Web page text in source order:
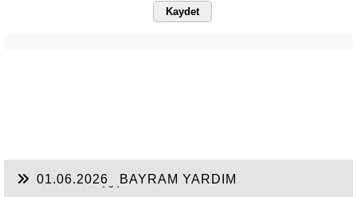
Kaydet
01.06.2026
BAYRAM YARDIM